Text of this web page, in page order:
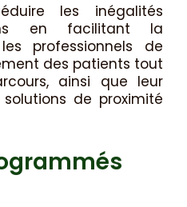
les inégalités
en facilitant la
professionnels de
des patients tout
ainsi que leur
de proximité